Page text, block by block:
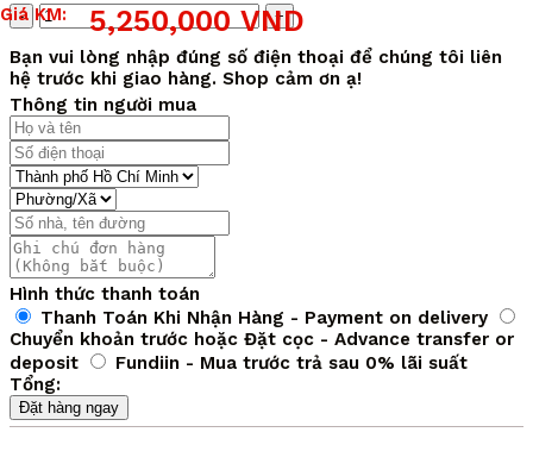
Giá
gốc
là:
9,000,000 VND.
5,250,000VND
Giá
hiện
tại
là:
5,250,000 VND.
Giá KM:
Số
lượng
Bạn vui lòng nhập đúng số điện thoại để chúng tôi liên
hệ trước khi giao hàng. Shop cảm ơn ạ!
Thông tin người mua
Hình thức thanh toán
Thanh Toán Khi Nhận Hàng - Payment on delivery
Chuyển khoản trước hoặc Đặt cọc - Advance transfer or
deposit
Fundiin - Mua trước trả sau 0% lãi suất
Tổng:
Đặt hàng ngay